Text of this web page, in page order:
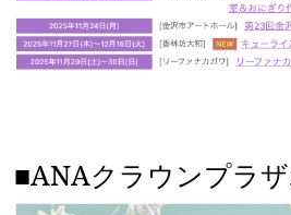
■ANAクラウンプラ